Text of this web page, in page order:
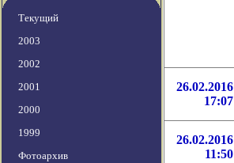
Текущий
2003
2002
2001
2000
1999
Фотоархив
26.02.2016
17:07
26.02.2016
11:50